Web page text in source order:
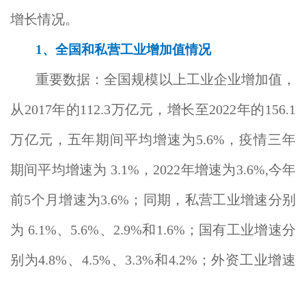
增长情况。
1 、全国和私营工业增加值情况
重要数据：全国规模以上工业企业增加值，
从2017年的112.3万亿元，增长至2022年的156.1
万亿元，五年期间平均增速为5.6%，疫情三年
期间平均增速为 3.1%，2022年增速为3.6%,今年
前5个月增速为3.6%；同期，私营工业增速分别
为 6.1%、5.6%、2.9%和1.6%；国有工业增速分
别为4.8%、4.5%、3.3%和4.2%；外资工业增速